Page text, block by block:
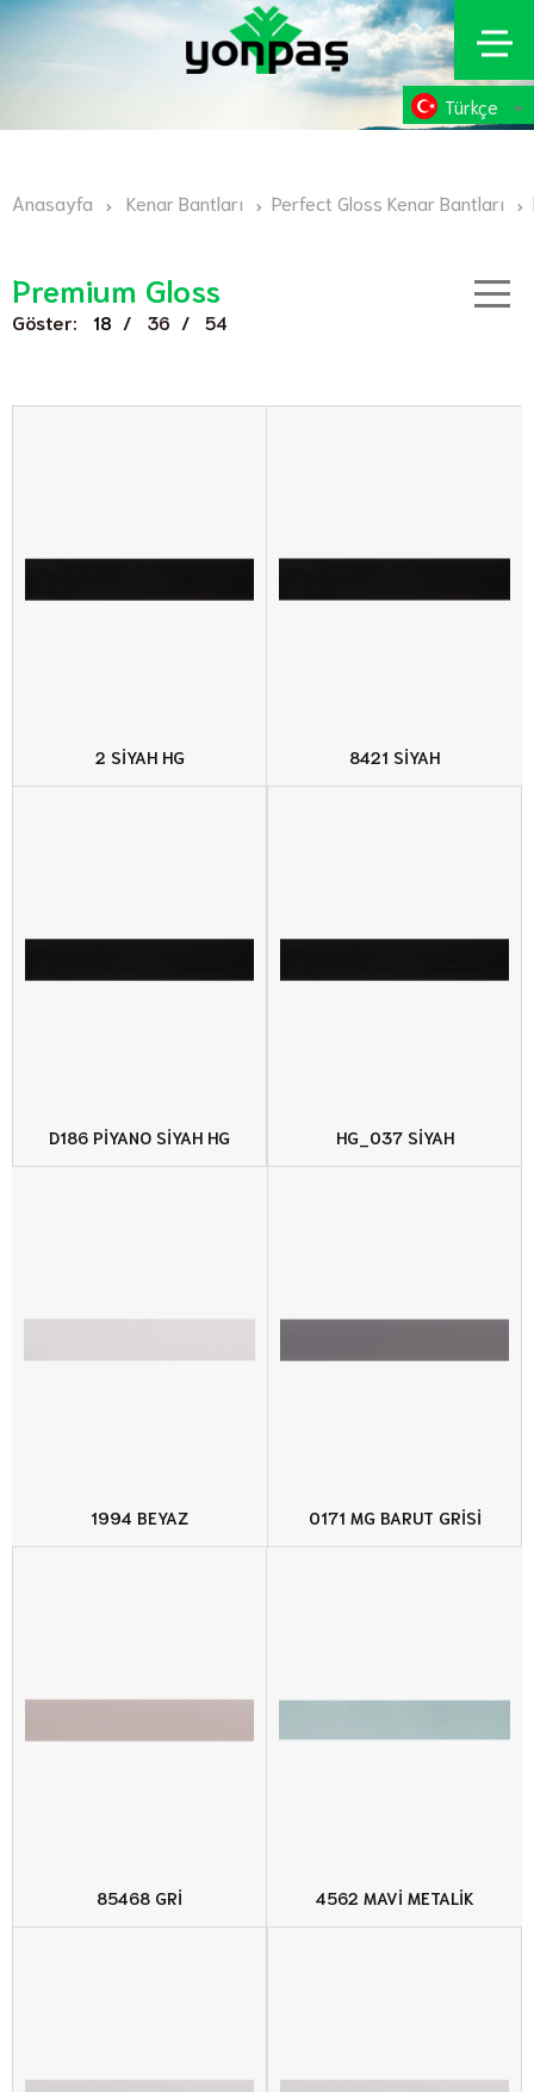
Türkçe
Anasayfa Kenar Bantları Perfect Gloss Kenar Bantları
Premium Gloss
Göster: 18 / 36 / 54
2 SİYAH HG 8421 SİYAH
D186 PİYANO SİYAH HG HG_037 SİYAH
1994 BEYAZ 0171 MG BARUT GRİSİ
85468 GRİ 4562 MAVİ METALİK